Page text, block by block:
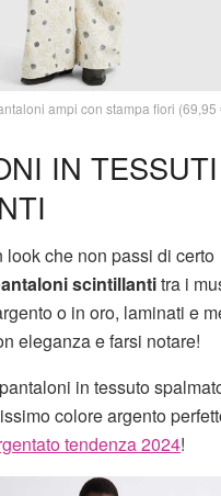
ampi con stampa fiori (69,95
IN TESSUTI
look che non passi di certo
scintillantitra i
o in oro, laminati e
eleganza e farsi notare!
in tessuto
colore argento
tendenza 2024!